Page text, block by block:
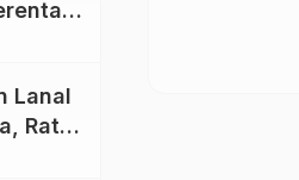
Lanal
Ratu